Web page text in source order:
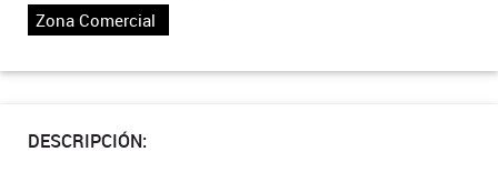
Zona Comercial
DESCRIPCIÓN: